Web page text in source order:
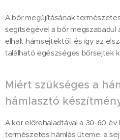
A bőr megújításának
segítségével a bőr megszabadul
elhalt hámsejtektől, és így az
található egészséges bőrsejtek
Miért szükséges a
hámlasztó
A kor előrehaladtával a 30-60
természetes hámlás üteme, a